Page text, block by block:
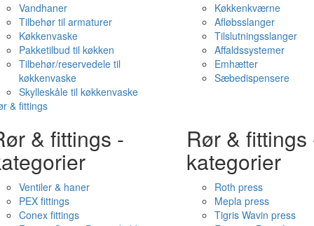
Vandhaner
Tilbehør til armaturer
Køkkenvaske
Pakketilbud til køkken
Tilbehør/reservedele til
køkkenvaske
Skylleskåle til køkkenvaske
Køkkenkværne
Afløbsslanger
Tilslutningsslanger
Affaldssystemer
Emhætter
Sæbedispensere
& fittings
& fittings -
Ventiler & haner
PEX fittings
Conex fittings
Rør & fittings
kategorier
Roth press
Mepla press
Tigris Wavin press